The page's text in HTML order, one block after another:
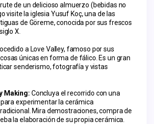
de un delicioso almuerzo (bebidas no
visite la iglesia Yusuf Koç, una de las
de Göreme, conocida por sus frescos
X.
a Love Valley, famoso por sus
únicas en forma de fálico. Es un gran
senderismo, fotografía y vistas
Making: Concluya el recorrido con una
experimentar la cerámica
Mira demostraciones, compra de
la elaboración de su propia cerámica.